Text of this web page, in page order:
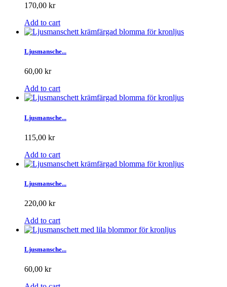
170,00 kr
Add to cart
Ljusmansche...
60,00 kr
Add to cart
Ljusmansche...
115,00 kr
Add to cart
Ljusmansche...
220,00 kr
Add to cart
Ljusmansche...
60,00 kr